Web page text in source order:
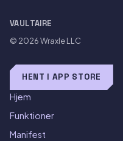
VAULTAIRE
© 2026Wraxle LLC
HENT I APP STORE
Hjem
Funktioner
Manifest